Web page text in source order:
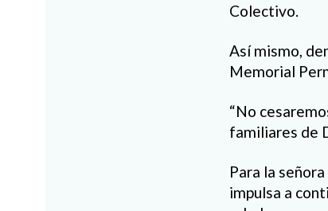
Colectivo.
Así mismo,
Memorial
“No
familiares de
Para la
impulsa a